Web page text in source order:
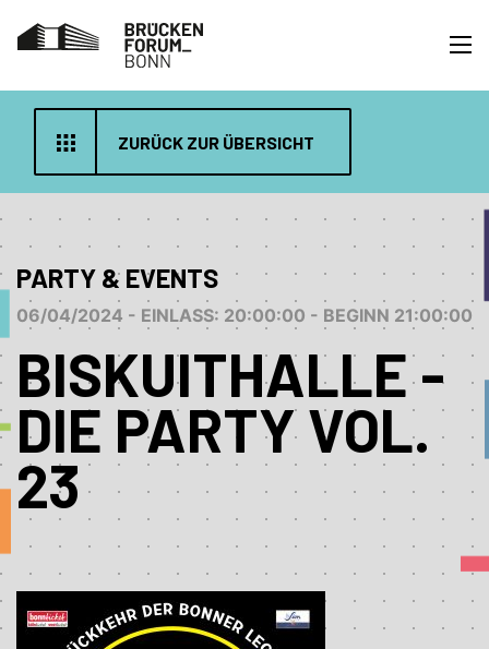
ZURÜCK ZUR ÜBERSICHT
PARTY & EVENTS
06/04/2024 - EINLASS: 20:00:00 - BEGINN 21:00:00
BISKUITHALLE -
DIE PARTY VOL.
23